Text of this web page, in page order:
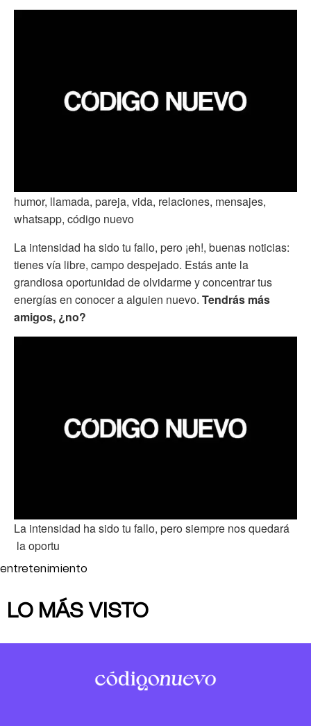
humor, llamada, pareja, vida, relaciones, mensajes,
whatsapp, código nuevo
La intensidad ha sido tu fallo, pero ¡eh!, buenas noticias:
tienes vía libre, campo despejado. Estás ante la
grandiosa oportunidad de olvidarme y concentrar tus
energías en conocer a alguien nuevo. Tendrás más
amigos, ¿no?
La intensidad ha sido tu fallo, pero siempre nos quedará
la oportu
entretenimiento
LO MÁS VISTO